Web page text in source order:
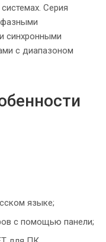
Серия
синхронными
с диапазоном
языке;
с помощью панели;